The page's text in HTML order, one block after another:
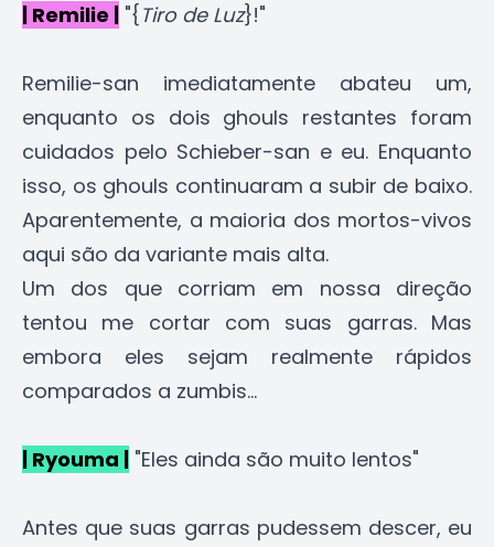
| Remilie | "{Tiro de Luz}!"
Remilie-san imediatamente abateu um,
enquanto os dois ghouls restantes foram
cuidados pelo Schieber-san e eu. Enquanto
isso, os ghouls continuaram a subir de baixo.
Aparentemente, a maioria dos mortos-vivos
aqui são da variante mais alta.
Um dos que corriam em nossa direção
tentou me cortar com suas garras. Mas
embora eles sejam realmente rápidos
comparados a zumbis...
| Ryouma | "Eles ainda são muito lentos"
Antes que suas garras pudessem descer, eu